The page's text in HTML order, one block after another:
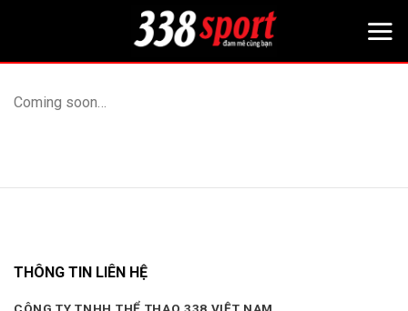
Coming soon…
THÔNG TIN LIÊN HỆ
CÔNG TY TNHH THỂ THAO 338 VIỆT NAM